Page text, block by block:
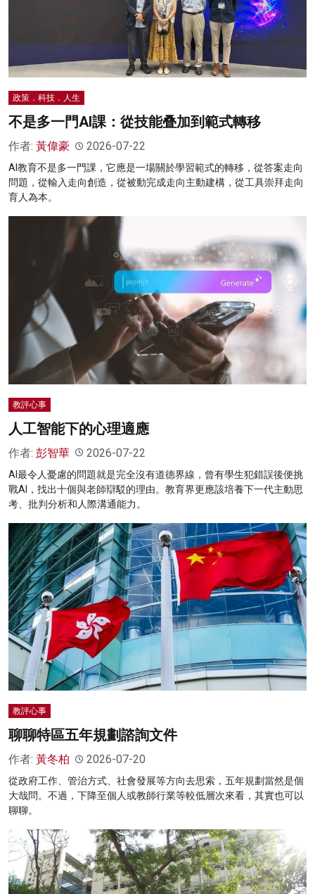
政策．科技．人生
不是多一門AI課：從技能叠加到範式轉移
作者: 黃偉豪 2026-07-22
AI教育不是多一門課，它應是一場關於學習範式的轉移，從答案走向
問題，從輸入走向創造，從被動完成走向主動建構，從工具崇拜走向
育人為本。
教評心事
人工智能下的心理適應
作者: 彭智華 2026-07-22
AI最令人憂慮的問題就是完全沒有道德界線，曾有學生犯錯誤後便挑
戰AI，找出十個與老師辯駁的理由。教育界更應該培養下一代主動思
考、批判分析和人際溝通能力。
教評心事
聊聊特區五年規劃諮詢文件
作者: 黃冬柏 2026-07-20
從政府工作、管治方式、社會發展等方向去思索，五年規劃當然是個
大哉問。不過，下降至個人或教師行業等較低層次來看，其實也可以
聊聊。